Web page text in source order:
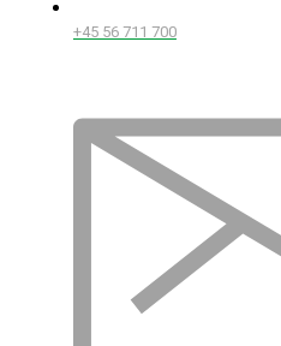
+45 56 711 700